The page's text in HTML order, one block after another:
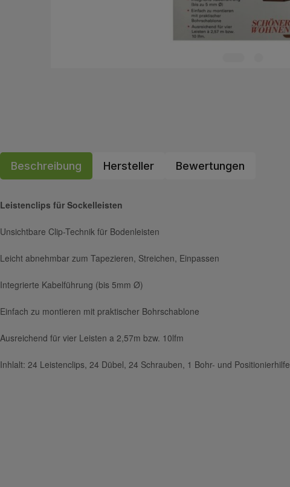
Beschreibung Hersteller Bewertungen
Leistenclips für Sockelleisten
Unsichtbare Clip-Technik für Bodenleisten
Leicht abnehmbar zum Tapezieren, Streichen, Einpassen
Integrierte Kabelführung (bis 5mm Ø)
Einfach zu montieren mit praktischer Bohrschablone
Ausreichend für vier Leisten a 2,57m bzw. 10lfm
Inhlalt: 24 Leistenclips, 24 Dübel, 24 Schrauben, 1 Bohr- und Positionierhilfe